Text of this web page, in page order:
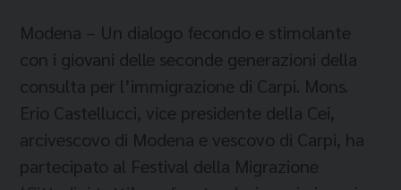
Modena – Un dialogo fecondo e stimolante
con i giovani delle seconde generazioni della
consulta per l’immigrazione di Carpi. Mons.
Erio Castellucci, vice presidente della Cei,
arcivescovo di Modena e vescovo di Carpi, ha
partecipato al Festival della Migrazione